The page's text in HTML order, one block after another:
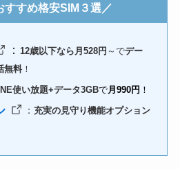
すすめ格安SIM３選／
： 12歳以下なら月528円 ～でデー
無料！
使い放題+データ3GBで月990円 ！
： 充実の見守り機能オプション